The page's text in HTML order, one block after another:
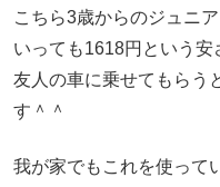
こちら3歳からのジュニ
いっても1618円という安
友人の車に乗せてもらう
す＾＾
我が家でもこれを使って